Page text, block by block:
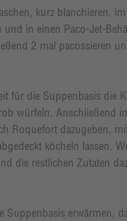
kurz blanchieren,
und in einen Paco-Jet-
2 mal pacossieren
für die Suppenbasis die
würfeln. Anschließend
Roquefort dazugeben,
köcheln lassen.
die restlichen Zutaten
Suppenbasis erwärmen,